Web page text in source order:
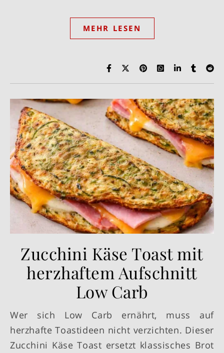
MEHR LESEN
Zucchini Käse Toast mit
herzhaftem Aufschnitt
Low Carb
Wer sich Low Carb ernährt, muss auf
herzhafte Toastideen nicht verzichten. Dieser
Zucchini Käse Toast ersetzt klassisches Brot